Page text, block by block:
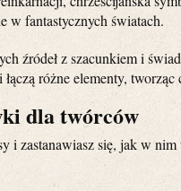
w fantastycznych światach.
źródeł z szacunkiem i
różne elementy,
dla twórców
i zastanawiasz się, jak w